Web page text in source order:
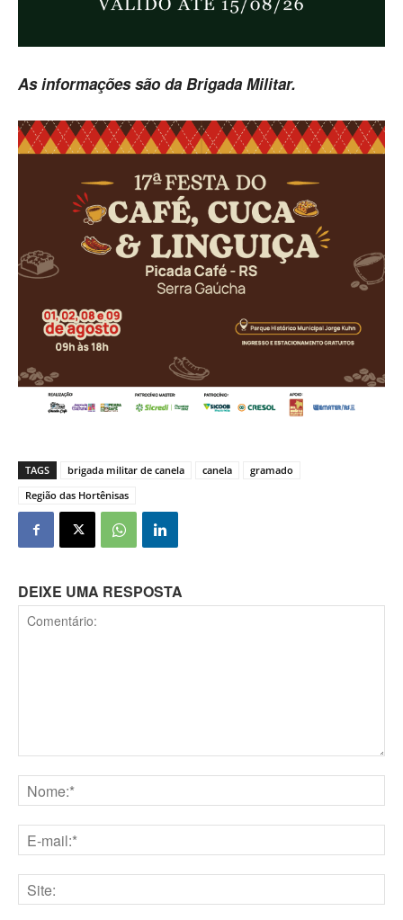
As informações são da Brigada Militar.
TAGS brigada militar de canela canela
gramado
Região das Hortênisas
DEIXE UMA RESPOSTA
mail:*